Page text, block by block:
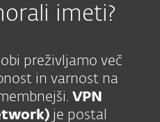
imeti?
preživljamo več
in varnost na
VPN
je postal